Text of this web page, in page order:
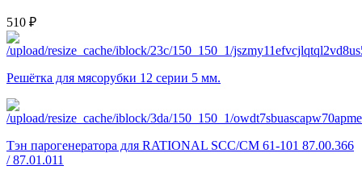
510 ₽
Решётка для мясорубки 12 серии 5 мм.
Тэн парогенератора для RATIONAL SCC/CM 61-101 87.00.366
/ 87.01.011